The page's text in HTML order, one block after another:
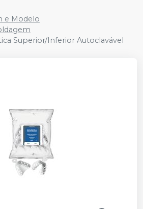
e Modelo
Superior/Inferior Autoclavável